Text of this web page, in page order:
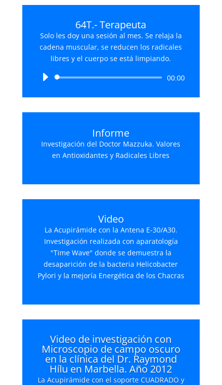
64T.- Terapeuta
Solo les doy una sesión al mes. Se relaja la
cadena muscular, se reducen los radicales
libres y el cuerpo se está limpiando.
Reproductor
audio
00:00
Informe
Investigación del Doctor Mazzuka. Valores
en Antioxidantes y Radicales Libres
Video
La Acupirámide con la Antena E-30/A30.
Investigación realizada con aparatología
"Time Wave" donde se demuestra la
desaparición de la bacteria Helicobacter
Pylori y la mejoría Energética de los Chacras
Video de investigación con
Microscopio de campo oscuro
en la clínica del Dr. Raymond
Hílu en Marbella. Año 2012
La Acupirámide con el soporte CUADRADO y